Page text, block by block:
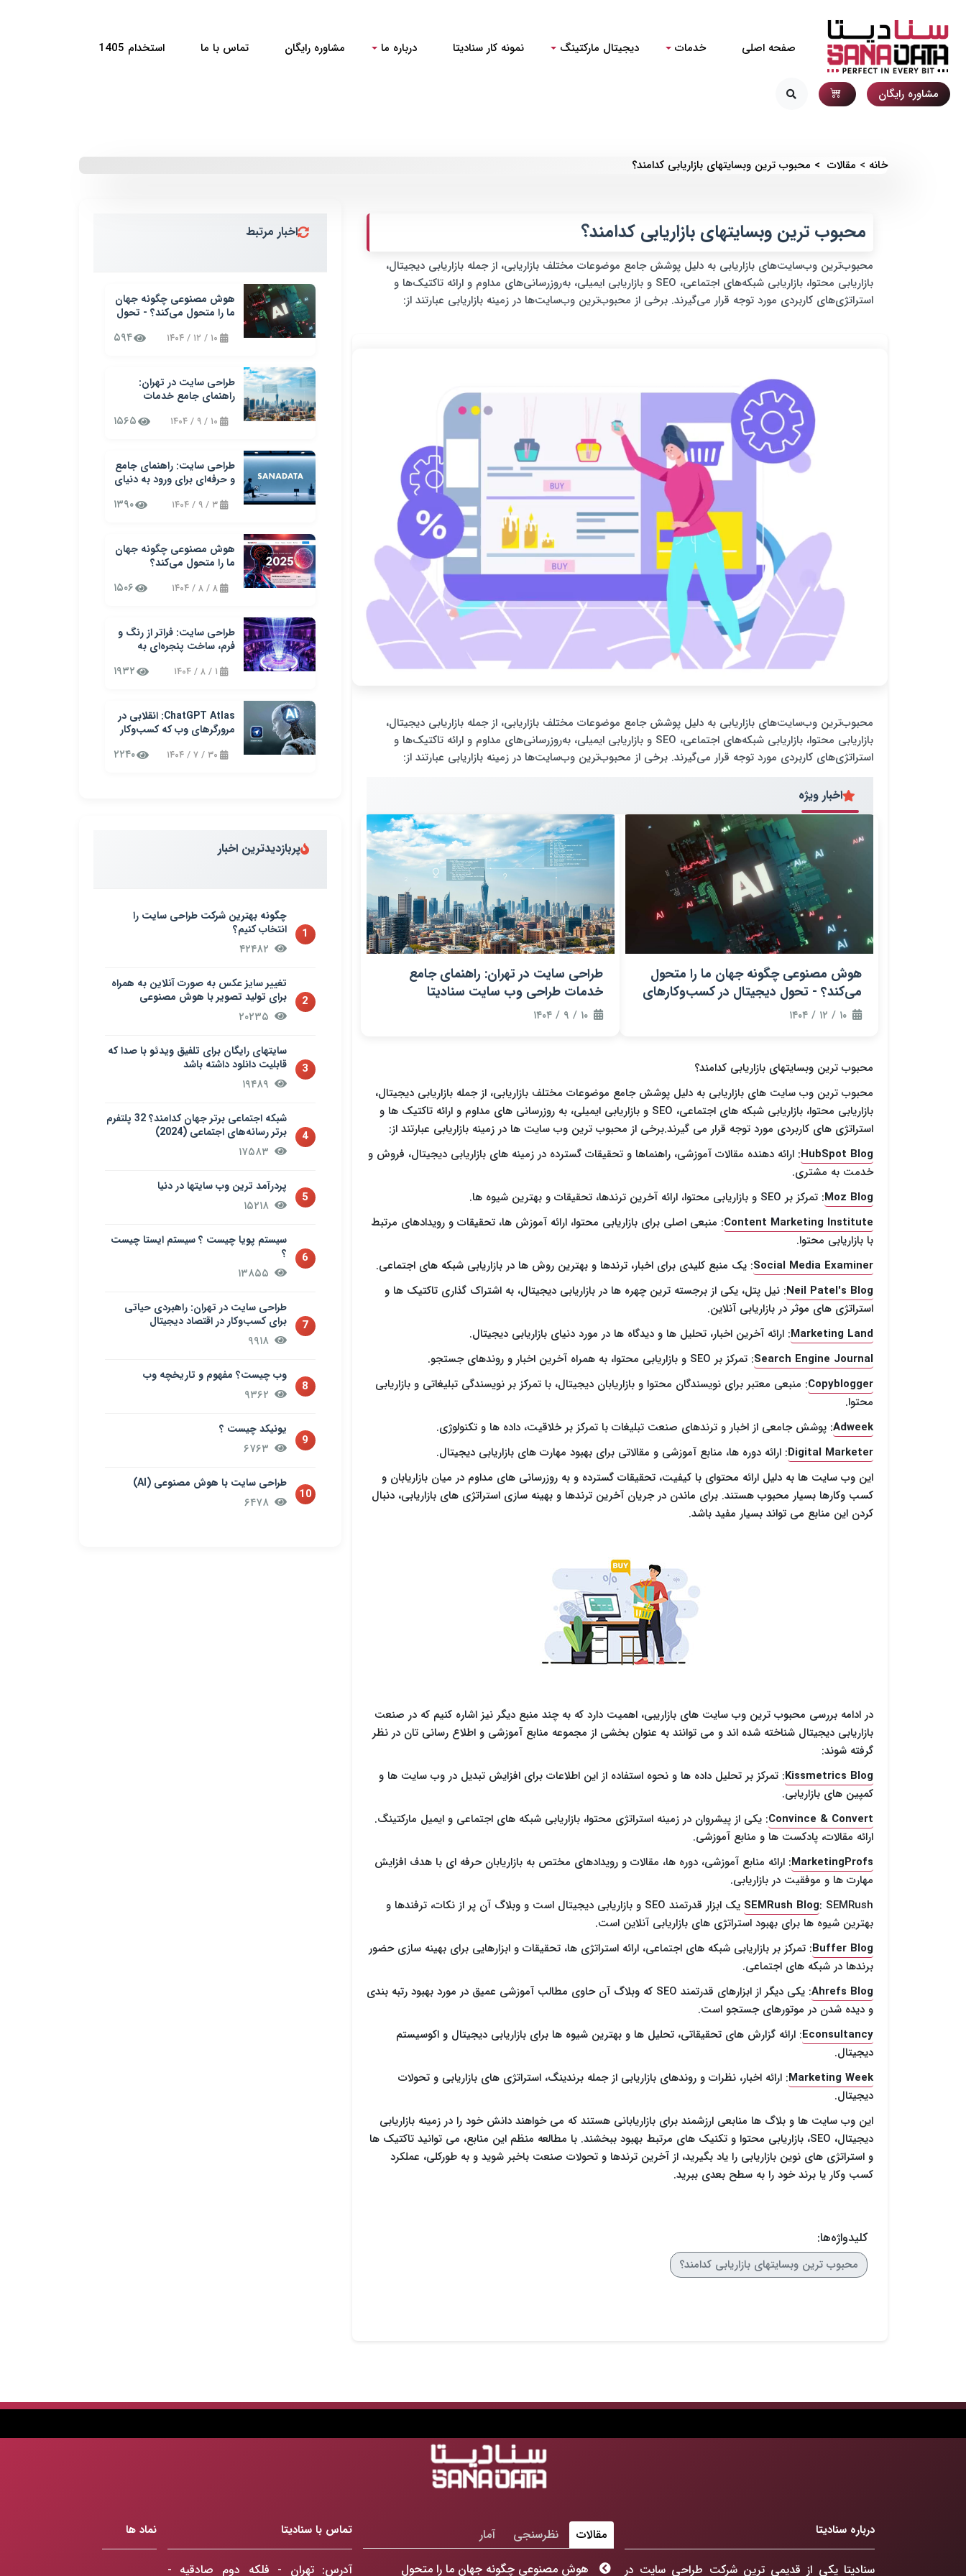
صفحه اصلی خدمات دیجیتال مارکتینگ نمونه کار سنادیتا درباره ما مشاوره رایگان تماس با ما استخدام 1405
مشاوره رایگان
خانه مقالات محبوب ترین وبسایتهای بازاریابی کدامند؟
محبوب ترین وبسایتهای بازاریابی کدامند؟
محبوب‌ترین وب‌سایت‌های بازاریابی به دلیل پوشش جامع موضوعات مختلف بازاریابی، از جمله بازاریابی دیجیتال،
بازاریابی محتوا، بازاریابی شبکه‌های اجتماعی، SEO و بازاریابی ایمیلی، به‌روزرسانی‌های مداوم و ارائه تاکتیک‌ها و
استراتژی‌های کاربردی مورد توجه قرار می‌گیرند. برخی از محبوب‌ترین وب‌سایت‌ها در زمینه بازاریابی عبارتند از:
محبوب‌ترین وب‌سایت‌های بازاریابی به دلیل پوشش جامع موضوعات مختلف بازاریابی، از جمله بازاریابی دیجیتال،
بازاریابی محتوا، بازاریابی شبکه‌های اجتماعی، SEO و بازاریابی ایمیلی، به‌روزرسانی‌های مداوم و ارائه تاکتیک‌ها و
استراتژی‌های کاربردی مورد توجه قرار می‌گیرند. برخی از محبوب‌ترین وب‌سایت‌ها در زمینه بازاریابی عبارتند از:
اخبار ویژه
هوش مصنوعی چگونه جهان ما را متحول
می‌کند؟ - تحول دیجیتال در کسب‌وکارهای
نوین
طراحی سایت در تهران: راهنمای جامع
خدمات طراحی وب سایت سنادیتا
محبوب ترین وبسایتهای بازاریابی کدامند؟
محبوب ترین وب سایت های بازاریابی به دلیل پوشش جامع موضوعات مختلف بازاریابی، از جمله بازاریابی دیجیتال،
بازاریابی محتوا، بازاریابی شبکه های اجتماعی، SEO و بازاریابی ایمیلی، به روزرسانی های مداوم و ارائه تاکتیک ها و
استراتژی های کاربردی مورد توجه قرار می گیرند.برخی از محبوب ترین وب سایت ها در زمینه بازاریابی عبارتند از:
HubSpot Blog: ارائه دهنده مقالات آموزشی، راهنماها و تحقیقات گسترده در زمینه های بازاریابی دیجیتال، فروش و
خدمت به مشتری.
Moz Blog: تمرکز بر SEO و بازاریابی محتوا، ارائه آخرین ترندها، تحقیقات و بهترین شیوه ها.
Content Marketing Institute: منبعی اصلی برای بازاریابی محتوا، ارائه آموزش ها، تحقیقات و رویدادهای مرتبط
با بازاریابی محتوا.
Social Media Examiner: یک منبع کلیدی برای اخبار، ترندها و بهترین روش ها در بازاریابی شبکه های اجتماعی.
Neil Patel's Blog: نیل پتل، یکی از برجسته ترین چهره ها در بازاریابی دیجیتال، به اشتراک گذاری تاکتیک ها و
استراتژی های موثر در بازاریابی آنلاین.
Marketing Land: ارائه آخرین اخبار، تحلیل ها و دیدگاه ها در مورد دنیای بازاریابی دیجیتال.
Search Engine Journal: تمرکز بر SEO و بازاریابی محتوا، به همراه آخرین اخبار و روندهای جستجو.
Copyblogger: منبعی معتبر برای نویسندگان محتوا و بازاریابان دیجیتال، با تمرکز بر نویسندگی تبلیغاتی و بازاریابی
محتوا.
Adweek: پوشش جامعی از اخبار و ترندهای صنعت تبلیغات با تمرکز بر خلاقیت، داده ها و تکنولوژی.
Digital Marketer: ارائه دوره ها، منابع آموزشی و مقالاتی برای بهبود مهارت های بازاریابی دیجیتال.
این وب سایت ها به دلیل ارائه محتوای با کیفیت، تحقیقات گسترده و به روزرسانی های مداوم در میان بازاریابان و
کسب وکارها بسیار محبوب هستند. برای ماندن در جریان آخرین ترندها و بهینه سازی استراتژی های بازاریابی، دنبال
کردن این منابع می تواند بسیار مفید باشد.
در ادامه بررسی محبوب ترین وب سایت های بازاریبی، اهمیت دارد که به چند منبع دیگر نیز اشاره کنیم که در صنعت
بازاریابی دیجیتال شناخته شده اند و می توانند به عنوان بخشی از مجموعه منابع آموزشی و اطلاع رسانی تان در نظر
گرفته شوند:
Kissmetrics Blog: تمرکز بر تحلیل داده ها و نحوه استفاده از این اطلاعات برای افزایش تبدیل در وب سایت ها و
کمپین های بازاریابی.
Convince & Convert: یکی از پیشروان در زمینه استراتژی محتوا، بازاریابی شبکه های اجتماعی و ایمیل مارکتینگ.
ارائه مقالات، پادکست ها و منابع آموزشی.
MarketingProfs: ارائه منابع آموزشی، دوره ها، مقالات و رویدادهای مختص به بازاریابان حرفه ای با هدف افزایش
مهارت ها و موفقیت در بازاریابی.
SEMRush Blog
: SEMRush یک ابزار قدرتمند SEO و بازاریابی دیجیتال است و وبلاگ آن پر از نکات، ترفندها و
بهترین شیوه ها برای بهبود استراتژی های بازاریابی آنلاین است.
Buffer Blog: تمرکز بر بازاریابی شبکه های اجتماعی، ارائه استراتژی ها، تحقیقات و ابزارهایی برای بهینه سازی حضور
برندها در شبکه های اجتماعی.
Ahrefs Blog
: یکی دیگر از ابزارهای قدرتمند SEO که وبلاگ آن حاوی مطالب آموزشی عمیق در مورد بهبود رتبه بندی
و دیده شدن در موتورهای جستجو است.
Econsultancy: ارائه گزارش های تحقیقاتی، تحلیل ها و بهترین شیوه ها برای بازاریابی دیجیتال و اکوسیستم
دیجیتال.
Marketing Week: ارائه اخبار، نظرات و روندهای بازاریابی از جمله برندینگ، استراتژی های بازاریابی و تحولات
دیجیتال.
این وب سایت ها و بلاگ ها منابعی ارزشمند برای بازاریابانی هستند که می خواهند دانش خود را در زمینه بازاریابی
دیجیتال، SEO، بازاریابی محتوا و تکنیک های مرتبط بهبود ببخشند. با مطالعه منظم این منابع، می توانید تاکتیک ها
و استراتژی های نوین بازاریابی را یاد بگیرید، از آخرین ترندها و تحولات صنعت باخبر شوید و به طورکلی، عملکرد
کسب وکار یا برند خود را به سطح بعدی ببرید.
کلیدواژه‌ها:
محبوب ترین وبسایتهای بازاریابی کدامند؟
اخبار مرتبط
هوش مصنوعی چگونه جهان
ما را متحول می‌کند؟ - تحول
نوین۱۰ / ۱۲ / ۱۴۰۴ ۵۹۴
طراحی سایت در تهران:
راهنمای جامع خدمات
۱۰ / ۹ / ۱۴۰۴ ۱۵۶۵
طراحی سایت: راهنمای جامع
و حرفه‌ای برای ورود به دنیای
۳ / ۹ / ۱۴۰۴ ۱۳۹۰
هوش مصنوعی چگونه جهان
ما را متحول می‌کند؟
۸ / ۸ / ۱۴۰۴ ۱۵۰۶
طراحی سایت: فراتر از رنگ و
فرم، ساخت پنجره‌ای به
۱ / ۸ / ۱۴۰۴ ۱۹۳۲
ChatGPT Atlas: انقلابی در
مرورگرهای وب که کسب‌وکار
۳۰ / ۷ / ۱۴۰۴ ۲۲۴۰
پربازدیدترین اخبار
1
چگونه بهترین شرکت طراحی سایت را
انتخاب کنیم؟
2
تغییر سایز عکس به صورت آنلاین به همراه
برای تولید تصویر با هوش مصنوعی
3
سایتهای رایگان برای تلفیق ویدئو با صدا که
قابلیت دانلود داشته باشد
4
شبکه اجتماعی برتر جهان کدامند؟ 32 پلتفرم
برتر رسانه‌های اجتماعی (2024)
5
پردرآمد ترین وب سایتها در دنیا
6
سيستم پويا چیست ؟ سيستم ایستا چیست
؟
7
طراحی سایت در تهران: راهبردی حیاتی
برای کسب‌وکار در اقتصاد دیجیتال
8
وب چیست؟ مفهوم و تاریخچه وب
9
یونیکد چیست ؟
10
طراحی سایت با هوش مصنوعی (AI)
درباره سنادیتا
سنادیتا یکی از قدیمی ترین شرکت طراحی سایت در
مقالات نظرسنجی
آمار
هوش مصنوعی چگونه جهان ما را متحول
تماس با سنادیتا
آدرس: تهران - فلکه دوم صادقیه -
نماد ها